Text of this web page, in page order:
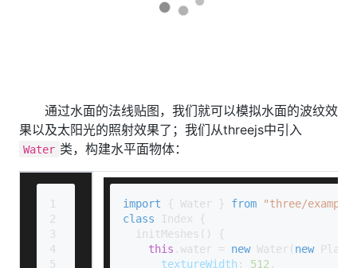
通过水面的法线贴图，我们就可以模拟水面的波纹效
果以及太阳光的照射效果了；我们从threejs中引入
Water 类，构建水平面物体：
1
2
3
4
5
import { Water } from
"three/
class
Index {
initMeshes ( ) {
this .water = new Water(new
textureWidth : 512 ,